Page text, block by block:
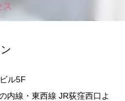
ス
ル5F
内線・東西線 JR荻窪西口よ